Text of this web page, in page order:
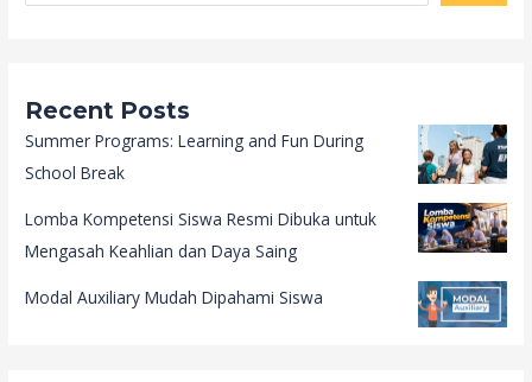
Recent Posts
Summer Programs: Learning and Fun During
School Break
Lomba Kompetensi Siswa Resmi Dibuka untuk
Mengasah Keahlian dan Daya Saing
Modal Auxiliary Mudah Dipahami Siswa